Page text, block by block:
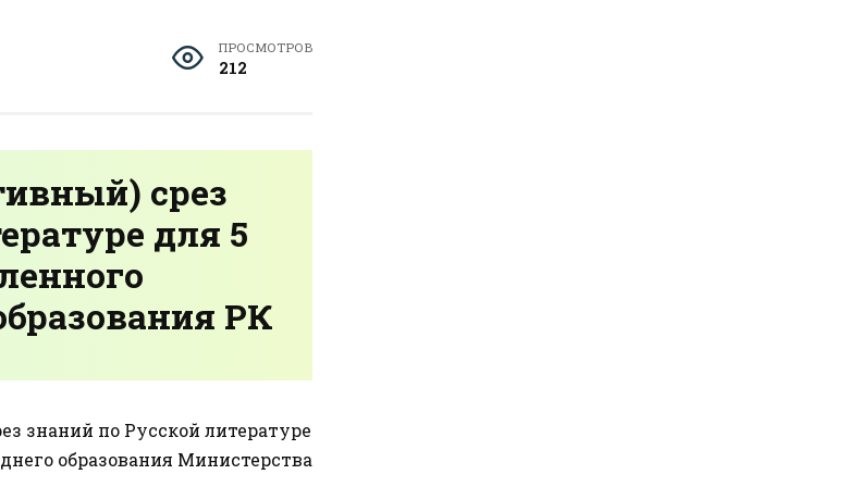
ПРОСМОТРОВ
212
срез
для 5
РК
знаний по Русской литературе
образования Министерства